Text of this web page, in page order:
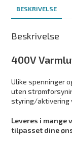
BESKRIVELSE
Beskrivelse
400V
Ulike spenninger
uten
styring/aktivering
Leveres i
tilpasset dine